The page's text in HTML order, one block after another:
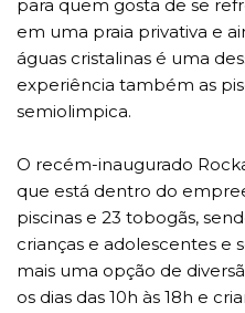
para quem gosta de se
em uma praia privativa e
águas cristalinas é uma
experiência também as
semiolimpica.
O recém-inaugurado
que está dentro do
piscinas e 23 tobogãs,
crianças e adolescentes e
mais uma opção de
os dias das 10h às 18h e